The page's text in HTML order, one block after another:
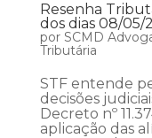
Resenha
dos dias 08/05/
por SCMD
Tributária
STF entende
decisões
Decreto nº
aplicação das